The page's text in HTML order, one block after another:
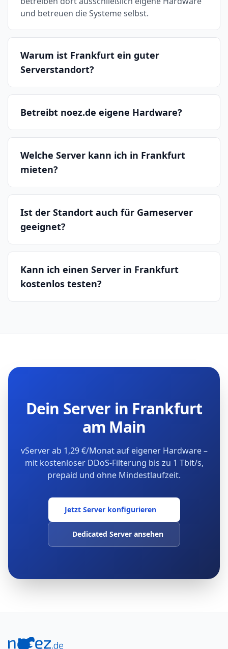
und betreuen die Systeme selbst.
Warum ist Frankfurt ein guter
Serverstandort?
Betreibt noez.de eigene Hardware?
Welche Server kann ich in Frankfurt
mieten?
Ist der Standort auch für Gameserver
geeignet?
Kann ich einen Server in Frankfurt
kostenlos testen?
Dein Server in Frankfurt
am Main
vServer ab 1,29 €/Monat auf eigener Hardware –
mit kostenloser DDoS-Filterung bis zu 1 Tbit/s,
prepaid und ohne Mindestlaufzeit.
Jetzt Server konfigurieren
Dedicated Server ansehen